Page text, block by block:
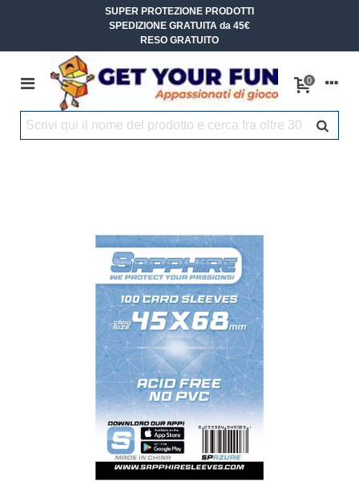
SUPER PROTEZIONE PRODOTTI
SPEDIZIONE GRATUITA da 45€
RESO GRATUITO
0